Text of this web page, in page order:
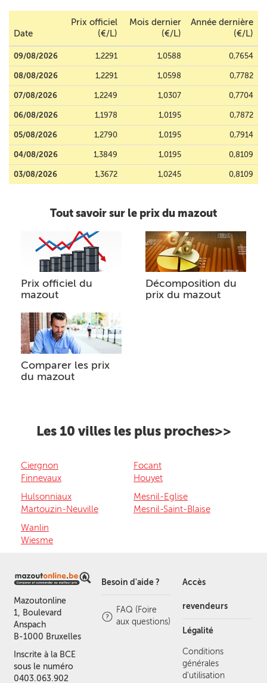
Date
Prix officiel
(€/L)
Mois dernier
(€/L)
Année dernière
(€/L)
09/08/2026 1,2291 1,0588 0,7654
08/08/2026 1,2291 1,0598 0,7782
07/08/2026 1,2249 1,0307 0,7704
06/08/2026 1,1978 1,0195 0,7872
05/08/2026 1,2790 1,0195 0,7914
04/08/2026 1,3849 1,0195 0,8109
03/08/2026 1,3672 1,0245 0,8109
Tout savoir sur le prix du mazout
Prix officiel du
mazout
Décomposition du
prix du mazout
Comparer les prix
du mazout
Les 10 villes les plus proches>>
Ciergnon
Finnevaux
Focant
Houyet
Hulsonniaux
Martouzin-Neuville
Mesnil-Eglise
Mesnil-Saint-Blaise
Wanlin
Wiesme
Mazoutonline
1, Boulevard
Anspach
B-1000 Bruxelles
Inscrite à la BCE
sous le numéro
0403.063.902
Besoin d'aide ?
FAQ (Foire
aux questions)
Accès
revendeurs
Légalité
Conditions
générales
d'utilisation